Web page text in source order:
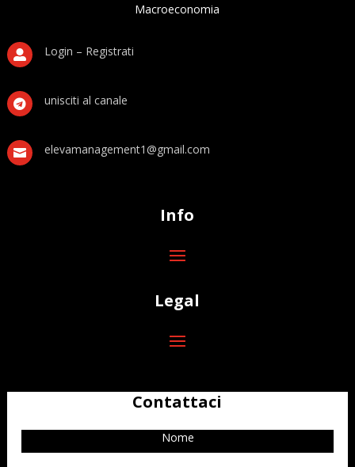
Macroeconomia
 Login – Registrati
 unisciti al canale
 elevamanagement1@gmail.com
Info
Legal
Contattaci